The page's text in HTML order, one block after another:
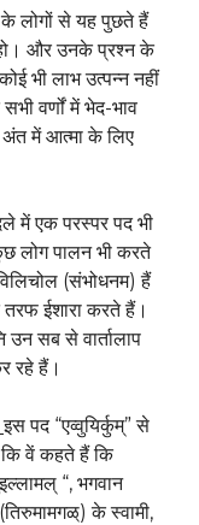
लोगों से यह पुछते हैं
और उनके प्रश्न के
भी लाभ उत्पन्न नहीं
वर्णों में भेद-भाव
अंत में आत्मा के लिए
में एक परस्पर पद भी
लोग पालन भी करते
(संभोधनम) हैं
ईशारा करते हैं।
उन सब से वार्तालाप
रहे हैं।
इस पद “एव्वुयिर्कुम्” से
वें कहते हैं कि
“, भगवान
के स्वामी,